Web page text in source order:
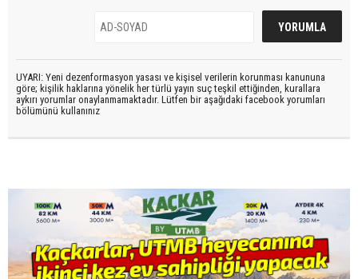
UYARI: Yeni dezenformasyon yasası ve kişisel verilerin korunması kanununa
göre; kişilik haklarına yönelik her türlü yayın suç teşkil ettiğinden, kurallara
aykırı yorumlar onaylanmamaktadır. Lütfen bir aşağıdaki facebook yorumları
bölümünü kullanınız